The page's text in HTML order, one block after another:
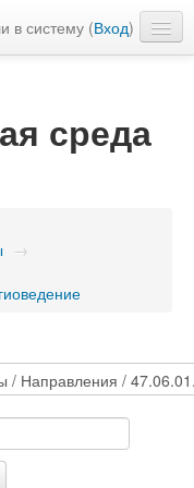
в систему (Вход)
среда
→